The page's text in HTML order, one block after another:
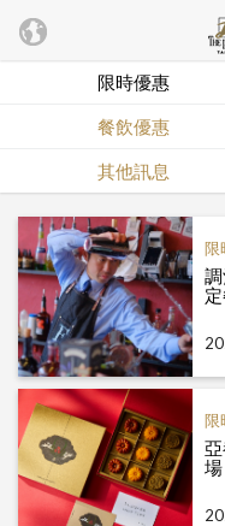
限時優惠
餐飲優惠
其他訊息
限
限
場